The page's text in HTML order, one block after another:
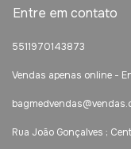
Entre em contato
5511970143873
Vendas apenas online -
Rua João Gonçalves ;